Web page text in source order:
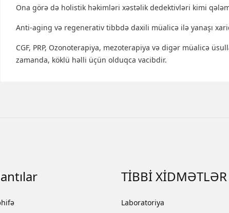
Ona görə də holistik həkimləri xəstəlik dedektivləri kimi
Anti-aging və regenerativ tibbdə daxili müalicə ilə yanaşı
CGF, PRP, Ozonoterapiya, mezoterapiya və digər müalicə
zamanda, köklü həlli üçün olduqca vacibdir.
TİBBİ XİDMƏTLƏR
Laboratoriya